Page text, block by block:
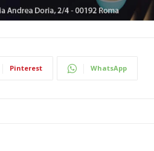
Pinterest WhatsApp